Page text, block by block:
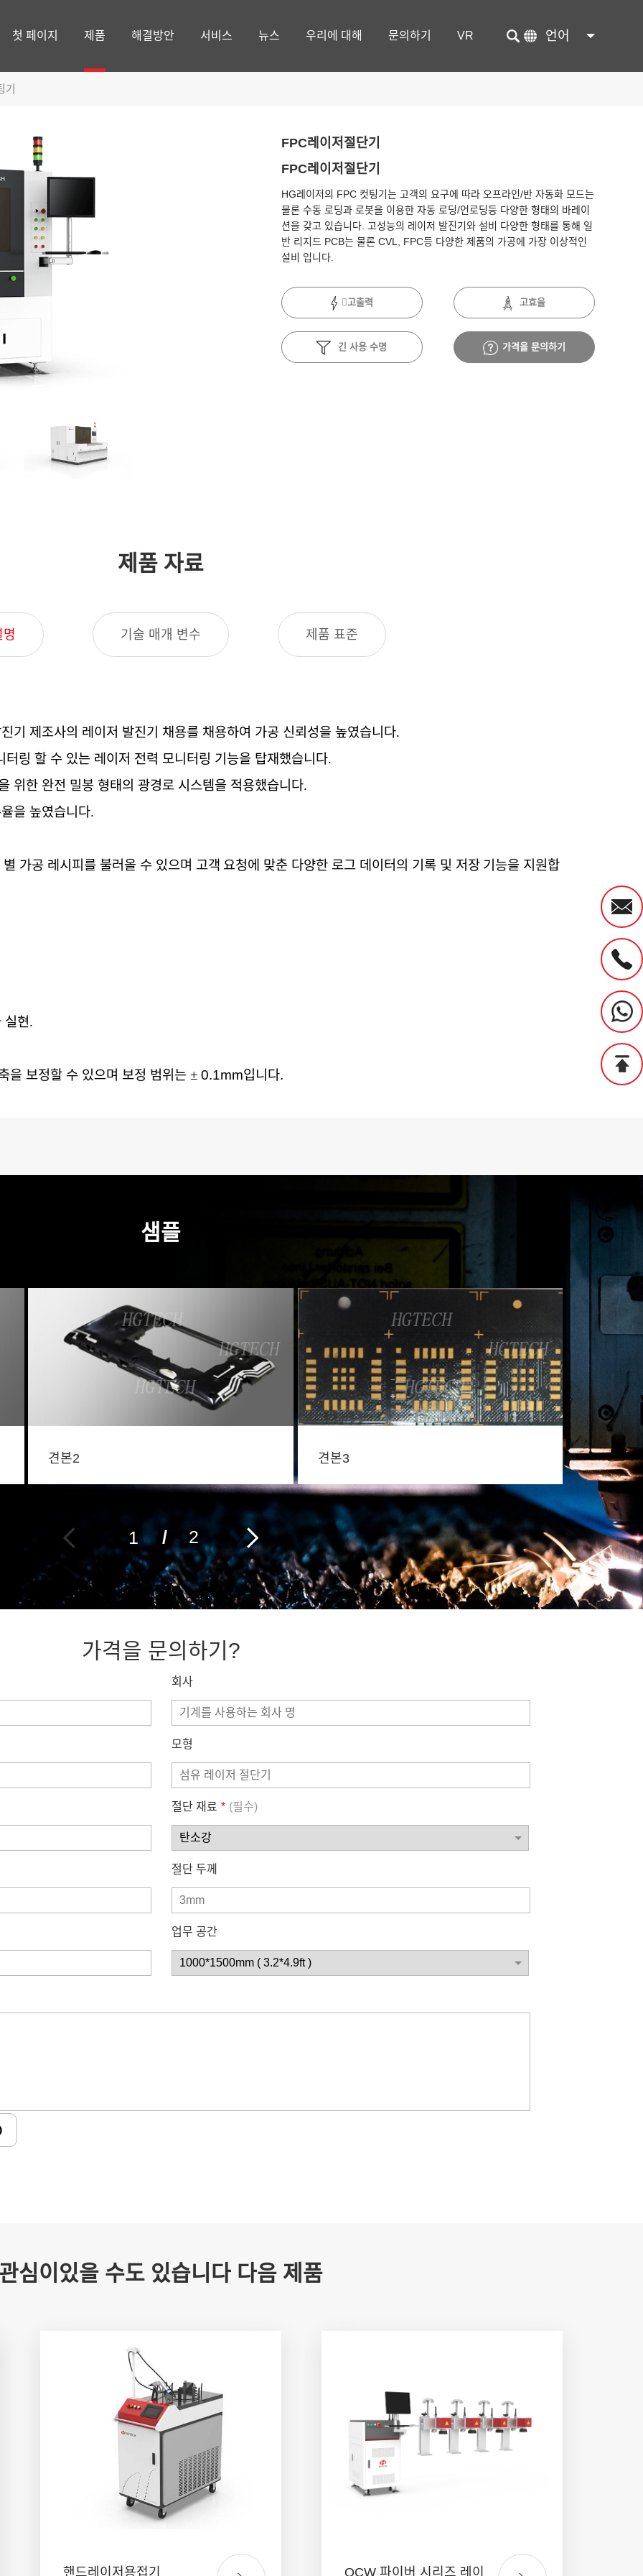
언어
첫 페이지 제품 해결방안 서비스 뉴스 우리에 대해 문의하기 VR
FPC레이저절단기
FPC레이저절단기
HG레이저의 FPC 컷팅기는 고객의 요구에 따라 오프라인/반 자동화 모드는
물론 수동 로딩과 로봇을 이용한 자동 로딩/언로딩등 다양한 형태의 바레이
션을 갖고 있습니다. 고성능의 레이저 발진기와 설비 다양한 형태를 통해 일
반 리지드 PCB는 물론 CVL, FPC등 다양한 제품의 가공에 가장 이상적인
설비 입니다.
고출력 고효율
긴 사용 수명 가격을 문의하기
제품 자료
기술 매개 변수 제품 표준
기 제조사의 레이저 발진기 채용를 채용하여 가공 신뢰성을 높였습니다.
터링 할 수 있는 레이저 전력 모니터링 기능을 탑재했습니다.
위한 완전 밀봉 형태의 광경로 시스템을 적용했습니다.
을 높였습니다.
별 가공 레시피를 불러올 수 있으며 고객 요청에 맞춘 다양한 로그 데이터의 기록 및 저장 기능을 지원합
실현.
을 보정할 수 있으며 보정 범위는 ±0.1mm입니다.
샘플
견본2 견본3 견본4
1 / 2
가격을 문의하기?
회사
모형
절단 재료 * (필수)
절단 두께
업무 공간
심이있을 수도 있습니다 다음 제품
핸드레이저용접기 QCW 파이버 시리즈 레이